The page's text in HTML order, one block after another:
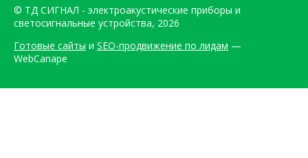
© ТД СИГНАЛ - электроакустические приборы и
светосигнальные устройства, 2026
Готовые сайты и SEO-продвижение по лидам —
WebCanape